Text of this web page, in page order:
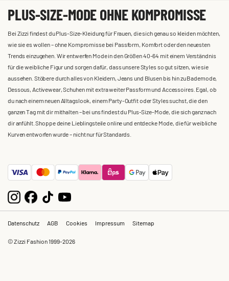
PLUS-SIZE-MODE OHNE KOMPROMISSE
Bei Zizzi findest du Plus-Size-Kleidung für Frauen, die sich genau so kleiden möchten,
wie sie es wollen – ohne Kompromisse bei Passform, Komfort oder den neuesten
Trends einzugehen. Wir entwerfen Mode in den Größen 40-64 mit einem Verständnis
für die weibliche Figur und sorgen dafür, dass unsere Styles so gut sitzen, wie sie
aussehen. Stöbere durch alles von Kleidern, Jeans und Blusen bis hin zu Bademode,
Dessous, Activewear, Schuhen mit extra weiter Passform und Accessoires. Egal, ob
du nach einem neuen Alltagslook, einem Party-Outfit oder Styles suchst, die den
ganzen Tag mit dir mithalten – bei uns findest du Plus-Size-Mode, die sich ganz nach
dir anfühlt. Shoppe deine Lieblingsteile online und entdecke Mode, die für weibliche
Kurven entworfen wurde – nicht nur für Standards.
Datenschutz AGB Cookies Impressum Sitemap
© Zizzi Fashion 1999-2026